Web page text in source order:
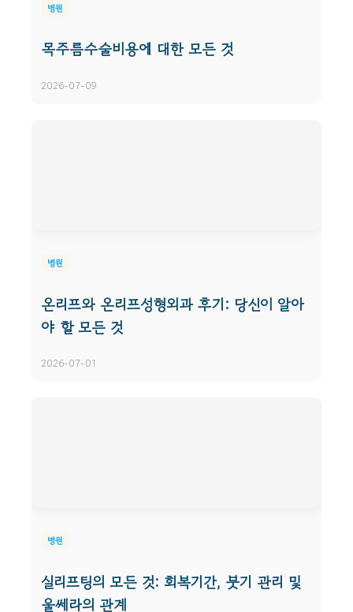
병원
목주름수술비용에 대한 모든 것
2026-07-09
병원
온리프와 온리프성형외과 후기: 당신이 알아
야 할 모든 것
2026-07-01
병원
실리프팅의 모든 것: 회복기간, 붓기 관리 및
울쎄라의 관계